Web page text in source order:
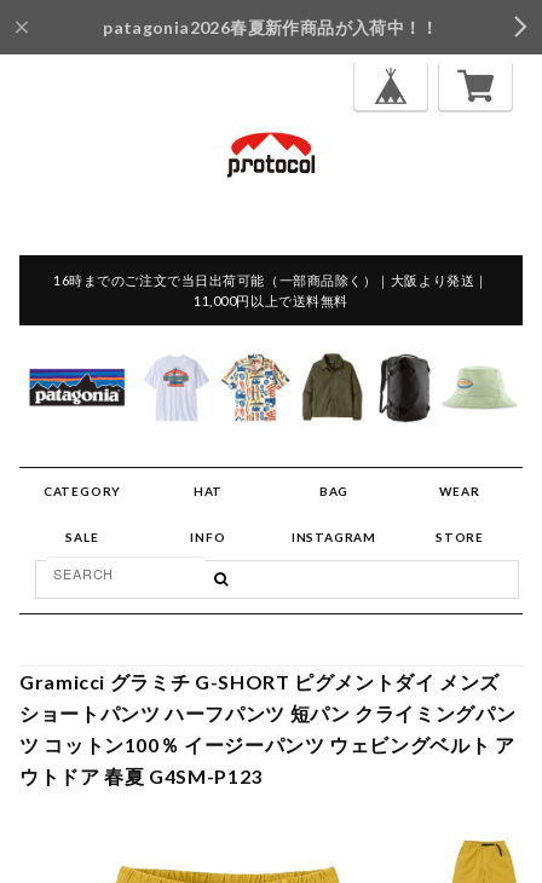
patagonia2026春夏新作商品が入荷中！！
16時までのご注文で当日出荷可能（一部商品除く）｜大阪より発送｜
11,000円以上で送料無料
CATEGORY HAT BAG WEAR
SALE INFO INSTAGRAM STORE
Gramicci グラミチ G-SHORT ピグメントダイ メンズ
ショートパンツ ハーフパンツ 短パン クライミングパン
ツ コットン100％ イージーパンツ ウェビングベルト ア
ウトドア 春夏 G4SM-P123